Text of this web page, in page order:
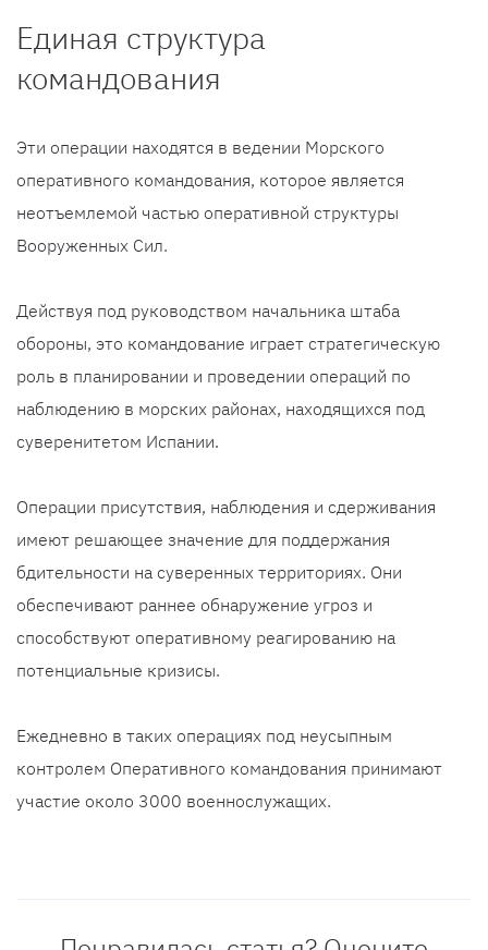
Единая структура
командования
Эти операции находятся в ведении Морского
оперативного командования, которое является
неотъемлемой частью оперативной структуры
Вооруженных Сил.
Действуя под руководством начальника штаба
обороны, это командование играет стратегическую
роль в планировании и проведении операций по
наблюдению в морских районах, находящихся под
суверенитетом Испании.
Операции присутствия, наблюдения и сдерживания
имеют решающее значение для поддержания
бдительности на суверенных территориях. Они
обеспечивают раннее обнаружение угроз и
способствуют оперативному реагированию на
потенциальные кризисы.
Ежедневно в таких операциях под неусыпным
контролем Оперативного командования принимают
участие около 3000 военнослужащих.